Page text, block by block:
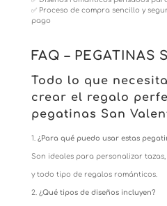
✅ Proceso de compra sencillo y
pago
FAQ – PEGATINAS
Todo lo que
crear el regalo
pegatinas San
¿Para qué puedo usar estas
Son ideales para personalizar
y todo tipo de regalos románticos.
¿Qué tipos de diseños incluyen?